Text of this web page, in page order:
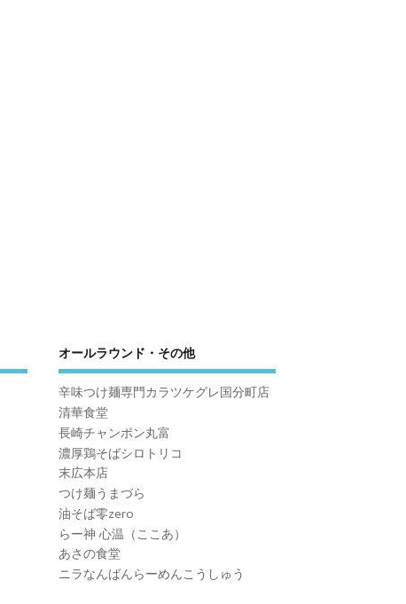
オールラウンド・その他
辛味つけ麺専門カラツケグレ国分町店
清華食堂
長崎チャンポン丸富
濃厚鶏そばシロトリコ
末広本店
つけ麺うまづら
油そば零zero
らー神 心温（ここあ）
あさの食堂
ニラなんばんらーめんこうしゅう